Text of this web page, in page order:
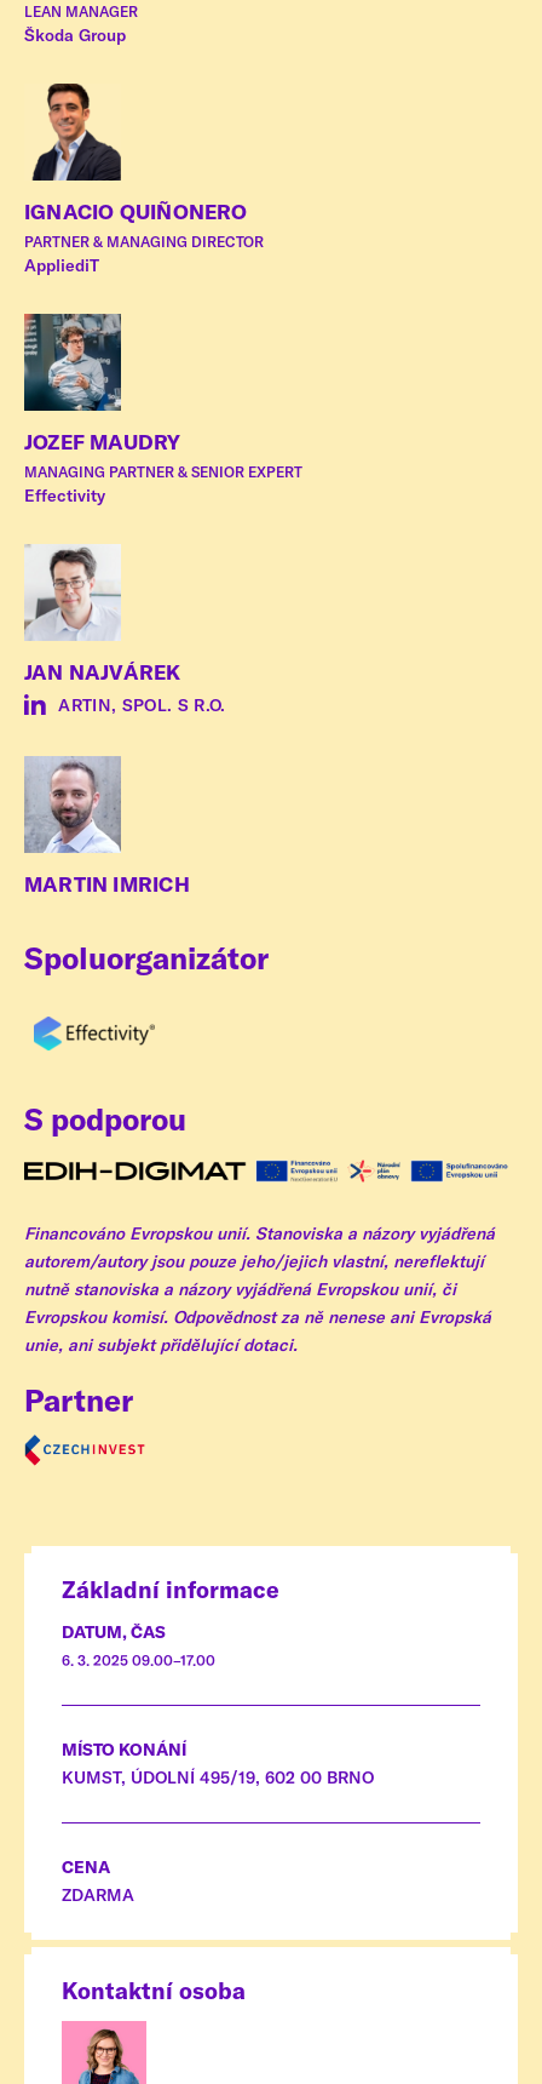
LEAN MANAGER
Škoda Group
IGNACIO QUIÑONERO
PARTNER & MANAGING DIRECTOR
AppliediT
JOZEF MAUDRY
MANAGING PARTNER & SENIOR EXPERT
Effectivity
JAN NAJVÁREK
ARTIN, SPOL. S R.O.
MARTIN IMRICH
Spoluorganizátor
S podporou
Financováno Evropskou unií. Stanoviska a názory vyjádřená
autorem/autory jsou pouze jeho/jejich vlastní, nereflektují
nutně stanoviska a názory vyjádřená Evropskou unií, či
Evropskou komisí. Odpovědnost za ně nenese ani Evropská
unie, ani subjekt přidělující dotaci. ​
Partner
Základní informace
DATUM, ČAS
6. 3. 2025 09.00–17.00
MÍSTO KONÁNÍ
KUMST, ÚDOLNÍ 495/19, 602 00 BRNO
CENA
ZDARMA
Kontaktní osoba